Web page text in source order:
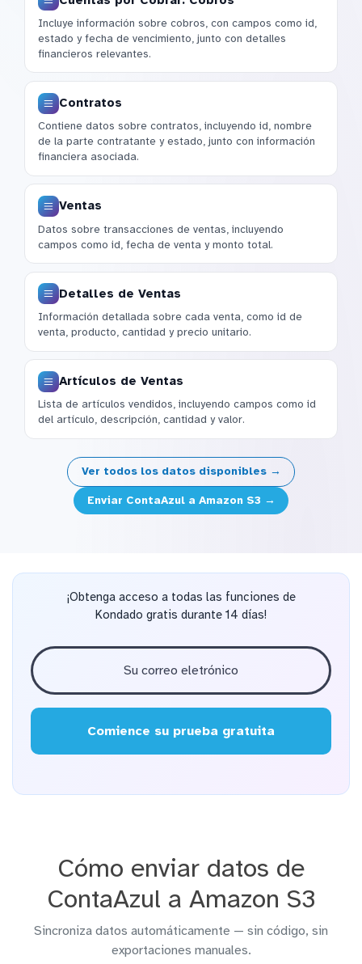
Incluye información sobre cobros, con campos como id,
estado y fecha de vencimiento, junto con detalles
financieros relevantes.
Contratos
Contiene datos sobre contratos, incluyendo id, nombre
de la parte contratante y estado, junto con información
financiera asociada.
Ventas
Datos sobre transacciones de ventas, incluyendo
campos como id, fecha de venta y monto total.
Detalles de Ventas
Información detallada sobre cada venta, como id de
venta, producto, cantidad y precio unitario.
Artículos de Ventas
Lista de artículos vendidos, incluyendo campos como id
del artículo, descripción, cantidad y valor.
Ver todos los datos disponibles →
Enviar ContaAzul a Amazon S3 →
¡Obtenga acceso a todas las funciones de
Kondado gratis durante 14 días!
Comience su prueba gratuita
Cómo enviar datos de
ContaAzul a Amazon S3
Sincroniza datos automáticamente — sin código, sin
exportaciones manuales.